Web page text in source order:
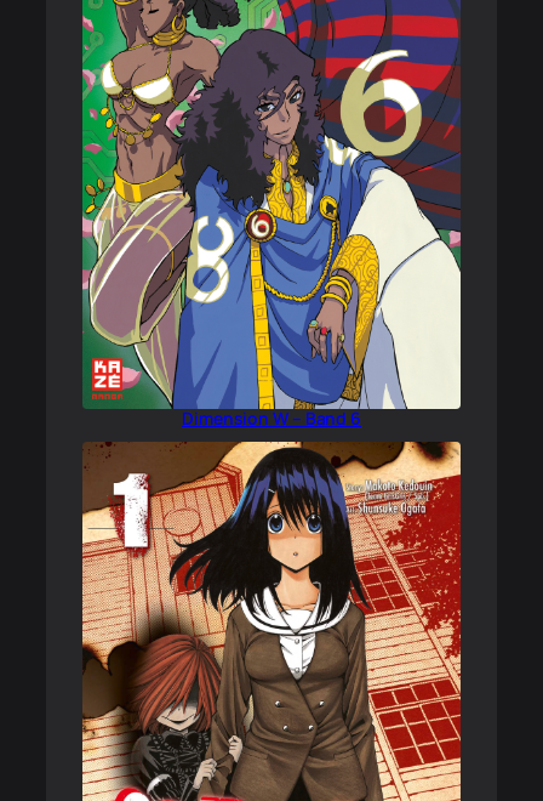
Dimension W – Band 6